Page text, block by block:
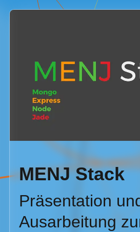
MENJ Stack
Präsentation
Ausarbeitung